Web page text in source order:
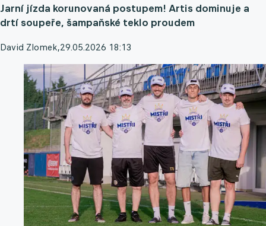
Jarní jízda korunovaná postupem! Artis dominuje a
drtí soupeře, šampaňské teklo proudem
David Zlomek,29.05.2026 18:13